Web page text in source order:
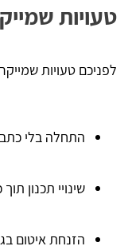
טעויות
לפניכם טעויות
התחלה בלי כתב
שינויי תכנון תוך
הזנחת איטום